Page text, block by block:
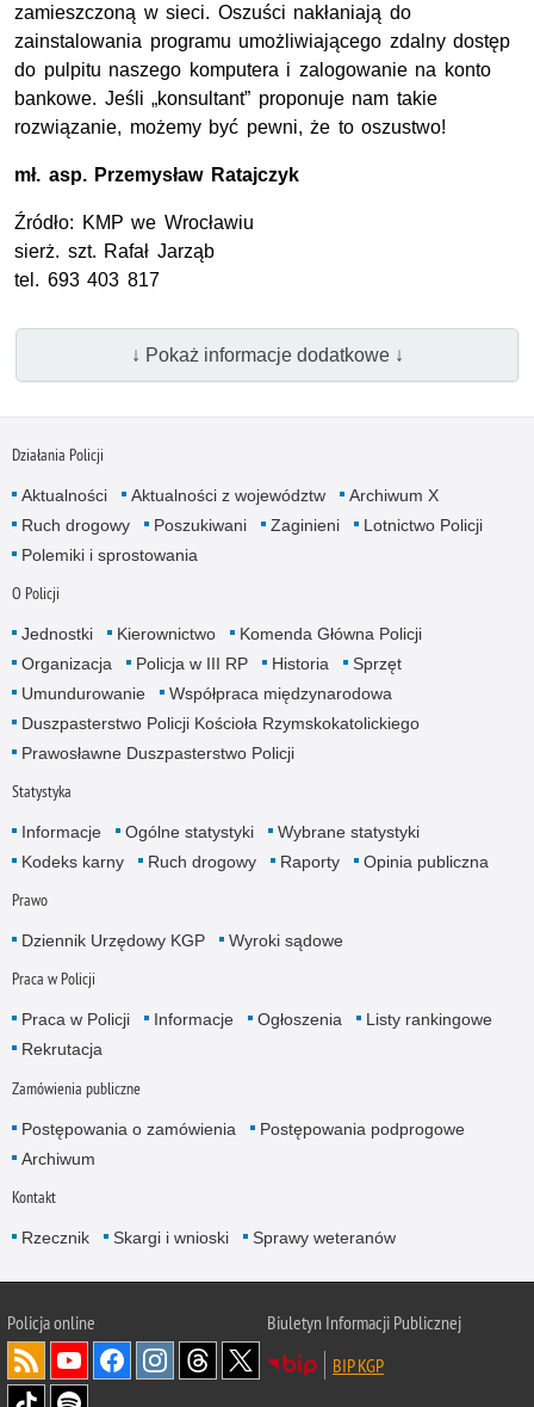
zamieszczoną w sieci. Oszuści nakłaniają do
zainstalowania programu umożliwiającego zdalny dostęp
do pulpitu naszego komputera i zalogowanie na konto
bankowe. Jeśli „konsultant” proponuje nam takie
rozwiązanie, możemy być pewni, że to oszustwo!
mł. asp. Przemysław Ratajczyk
Źródło: KMP we Wrocławiu
sierż. szt. Rafał Jarząb
tel . 693 403 817
↓ Pokaż informacje dodatkowe ↓
Działania Policji
Aktualności Aktualności z województw
Archiwum X
Ruch drogowy
Poszukiwani Zaginieni
Lotnictwo Policji
Polemiki i sprostowania
O Policji
Jednostki Kierownictwo
Komenda Główna Policji
Organizacja
Policja w III RP Historia
Sprzęt
Umundurowanie
Współpraca międzynarodowa
Duszpasterstwo Policji Kościoła Rzymskokatolickiego
Prawosławne Duszpasterstwo Policji
Statystyka
Informacje Ogólne statystyki
Wybrane statystyki
Kodeks karny
Ruch drogowy Raporty Opinia publiczna
Prawo
Dziennik Urzędowy KGP Wyroki sądowe
Praca w Policji
Praca w Policji Informacje Ogłoszenia
Listy rankingowe
Rekrutacja
Zamówienia publiczne
Postępowania o zamówienia
Postępowania podprogowe
Archiwum
Kontakt
Rzecznik Skargi i wnioski Sprawy weteranów
Policjaonline
Biuletyn Informacji Publicznej
BIP KGP